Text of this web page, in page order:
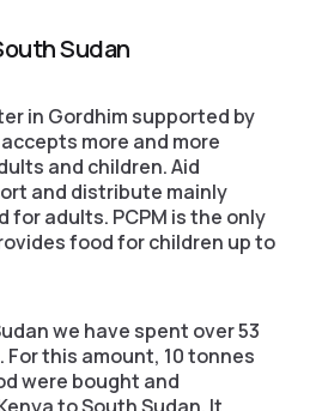
Sudan
in Gordhim supported by
more and more
and children. Aid
and distribute mainly
for adults. PCPM is the only
food for children up to
we have spent over 53
this amount, 10 tonnes
were bought and